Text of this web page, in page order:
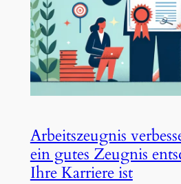
Arbeitszeugnis
ein gutes Zeugnis
Ihre Karriere ist